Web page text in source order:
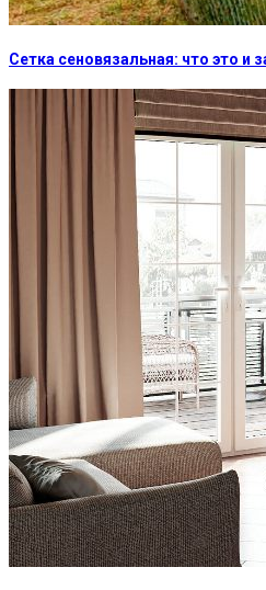
Сетка сеновязальная: что это и